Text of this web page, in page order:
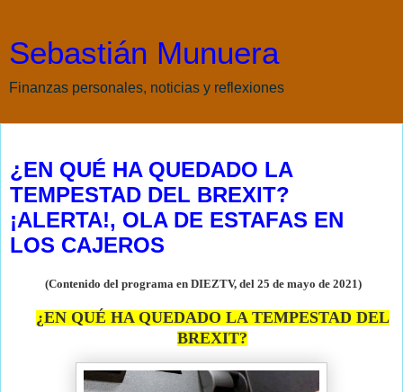
Sebastián Munuera
Finanzas personales, noticias y reflexiones
¿EN QUÉ HA QUEDADO LA
TEMPESTAD DEL BREXIT?
¡ALERTA!, OLA DE ESTAFAS EN
LOS CAJEROS
(Contenido del programa en DIEZTV, del 25 de mayo de 2021)
¿EN QUÉ HA QUEDADO LA TEMPESTAD DEL
BREXIT?